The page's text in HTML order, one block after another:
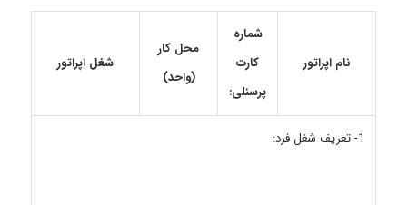
نام اپراتور
شماره
کارت
پرسنلی:
محل کار
(واحد)
شغل اپراتور
1- تعریف شغل فرد: